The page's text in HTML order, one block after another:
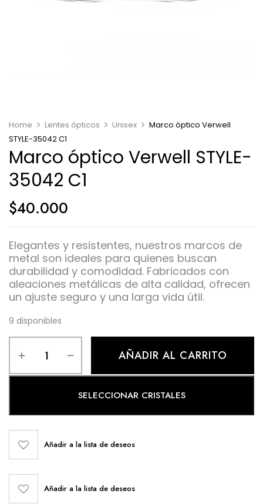
Home Lentes ópticos Unisex
Marco óptico Verwell
STYLE-35042 C1
Marco óptico Verwell STYLE-
35042 C1
$40.000
Elegantes y resistentes, nuestros marcos de
metal son ideales para quienes buscan
durabilidad y comodidad. Fabricados con
aleaciones metálicas de alta calidad, ofrecen
un ajuste seguro y una larga vida útil.
9 disponibles
AÑADIR AL CARRITO
SELECCIONAR CRISTALES
Añadir a la lista de deseos
Añadir a la lista de deseos